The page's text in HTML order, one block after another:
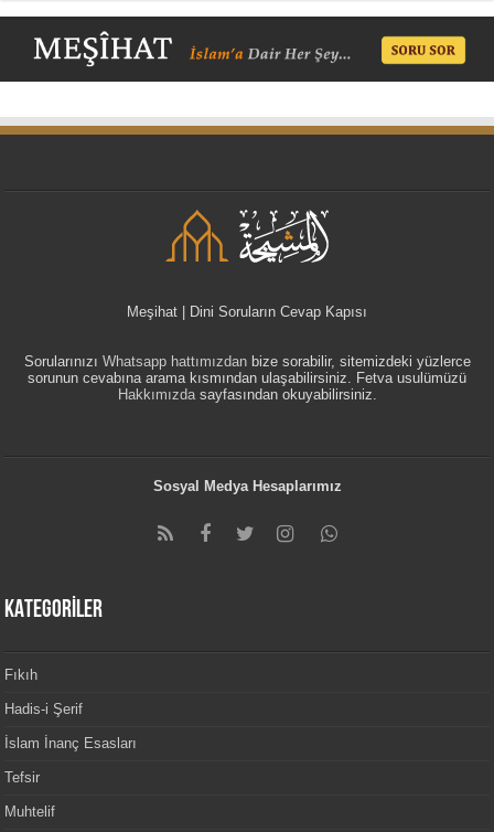
Meşihat | Dini Soruların Cevap Kapısı
Sorularınızı Whatsapp hattımızdanbize sorabilir, sitemizdeki yüzlerce
sorunun cevabına arama kısmından ulaşabilirsiniz. Fetva usulümüzü
Hakkımızdasayfasından okuyabilirsiniz.
Sosyal Medya Hesaplarımız
KATEGORİLER
Fıkıh
Hadis-i Şerif
İslam İnanç Esasları
Tefsir
Muhtelif